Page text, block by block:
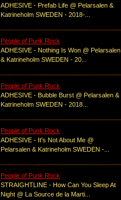
ADHESIVE - Prefab Life @ Pelarsalen &
Katrineholm SWEDEN - 2018-...
People of Punk Rock
ADHESIVE - Nothing Is Won @ Pelarsalen
& Katrineholm SWEDEN - 20...
People of Punk Rock
ADHESIVE - Bubble Burst @ Pelarsalen &
Katrineholm SWEDEN - 2018...
People of Punk Rock
ADHESIVE - It's Not About Me @
Pelarsalen & Katrineholm SWEDEN -...
People of Punk Rock
STRAIGHTLINE - How Can You Sleep At
Night @ La Source de la Marti...